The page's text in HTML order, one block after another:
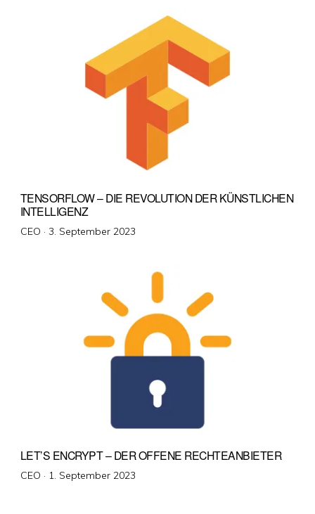
TENSORFLOW – DIE REVOLUTION DER KÜNSTLICHEN
INTELLIGENZ
CEO · Veröffentlicht
3. September 2023
LET’S ENCRYPT – DER OFFENE RECHTEANBIETER
CEO · Veröffentlicht
1. September 2023